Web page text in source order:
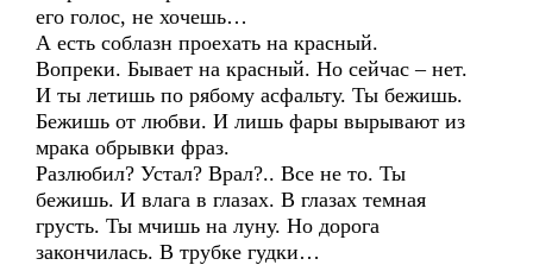
его голос, не хочешь…
А есть соблазн проехать на красный.
Вопреки. Бывает на красный. Но сейчас – нет.
И ты летишь по рябому асфальту. Ты бежишь.
Бежишь от любви. И лишь фары вырывают из
мрака обрывки фраз.
Разлюбил? Устал? Врал?.. Все не то. Ты
бежишь. И влага в глазах. В глазах темная
грусть. Ты мчишь на луну. Но дорога
закончилась. В трубке гудки…